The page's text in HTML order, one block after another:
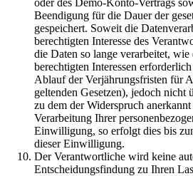
oder des Demo-Konto-Vertrags
Beendigung für die Dauer der
gespeichert. Soweit die
berechtigten Interesse des
die Daten so lange verarbeitet,
berechtigten Interessen
Ablauf der Verjährungsfristen für
geltenden Gesetzen), jedoch nicht
zu dem der Widerspruch
Verarbeitung Ihrer
Einwilligung, so erfolgt dies bis
dieser Einwilligung.
Der Verantwortliche wird keine
Entscheidungsfindung zu Ihren